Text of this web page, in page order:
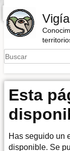
Barra lateral
Esta
Has seguido un
disponible. Se